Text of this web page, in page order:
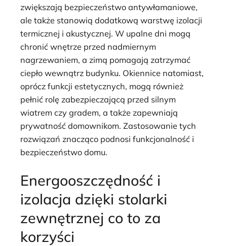
zwiększają bezpieczeństwo antywłamaniowe,
ale także stanowią dodatkową warstwę izolacji
termicznej i akustycznej. W upalne dni mogą
chronić wnętrze przed nadmiernym
nagrzewaniem, a zimą pomagają zatrzymać
ciepło wewnątrz budynku. Okiennice natomiast,
oprócz funkcji estetycznych, mogą również
pełnić rolę zabezpieczającą przed silnym
wiatrem czy gradem, a także zapewniają
prywatność domownikom. Zastosowanie tych
rozwiązań znacząco podnosi funkcjonalność i
bezpieczeństwo domu.
Energooszczędność i
izolacja dzięki stolarki
zewnętrznej co to za
korzyści